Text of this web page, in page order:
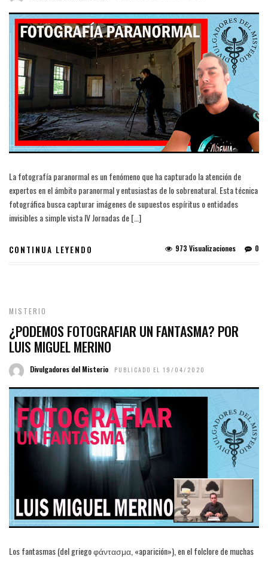
La fotografía paranormal es un fenómeno que ha capturado la atención de
expertos en el ámbito paranormal y entusiastas de lo sobrenatural. Esta técnica
fotográfica busca capturar imágenes de supuestos espíritus o entidades
invisibles a simple vista IV Jornadas de […]
CONTINUA LEYENDO 0
973 Visualizaciones
MISTERIO
¿PODEMOS FOTOGRAFIAR UN FANTASMA? POR
LUIS MIGUEL MERINO
Divulgadores del Misterio PUBLICADO EL 19/04/2020
Los fantasmas (del griego φάντασμα, «aparición»), en el folclore de muchas